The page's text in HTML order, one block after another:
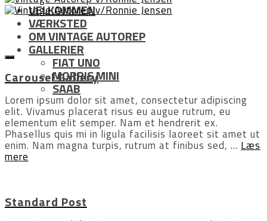
VELKOMMEN
VÆRKSTED
OM VINTAGE AUTOREP
GALLERIER
FIAT UNO
MORRIS MINI
SAAB
Carousel Gallery
Lorem ipsum dolor sit amet, consectetur adipiscing
elit. Vivamus placerat risus eu augue rutrum, eu
elementum elit semper. Nam et hendrerit ex.
Phasellus quis mi in ligula facilisis laoreet sit amet ut
enim. Nam magna turpis, rutrum at finibus sed, … Læs
mere
Standard Post